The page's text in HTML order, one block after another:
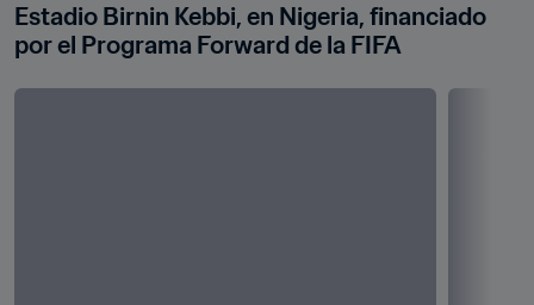
Estadio Birnin Kebbi, en Nigeria, financiado
por el Programa Forward de la FIFA